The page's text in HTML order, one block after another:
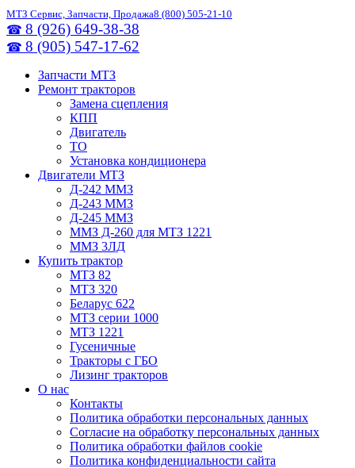
МТЗ Сервис, Запчасти, Продажа8 (800) 505-21-10
☎ 8 (926) 649-38-38
☎ 8 (905) 547-17-62
Запчасти МТЗ
Ремонт тракторов
Замена сцепления
КПП
Двигатель
ТО
Установка кондиционера
Двигатели МТЗ
Д-242 ММЗ
Д-243 ММЗ
Д-245 ММЗ
ММЗ Д-260 для МТЗ 1221
ММЗ 3ЛД
Купить трактор
МТЗ 82
МТЗ 320
Беларус 622
МТЗ серии 1000
МТЗ 1221
Гусеничные
Тракторы с ГБО
Лизинг тракторов
О нас
Контакты
Политика обработки персональных данных
Согласие на обработку персональных данных
Политика обработки файлов cookie
Политика конфиденциальности сайта